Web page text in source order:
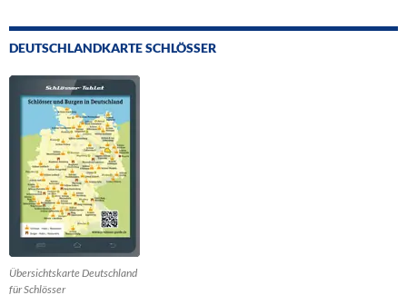
DEUTSCHLANDKARTE SCHLÖSSER
Übersichtskarte Deutschland
für Schlösser